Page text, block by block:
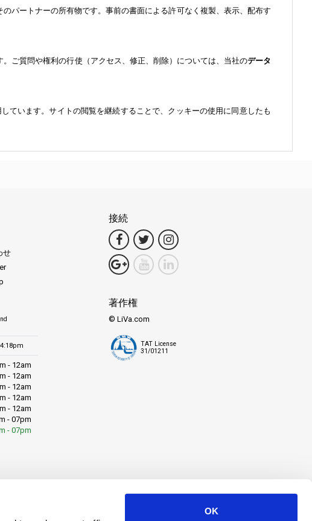
OK
のパートナーの所有物です。事前の書面による許可なく複製、表示、配布す
。ご質問や権利の行使（アクセス、修正、削除）については、当社のデータ
ています。サイトの閲覧を継続することで、クッキーの使用に同意したも
せ
- 12am
- 12am
- 12am
- 12am
- 12am
- 07pm
- 07pm
接続
著作権
© LiVa.com
TAT License
31/01211